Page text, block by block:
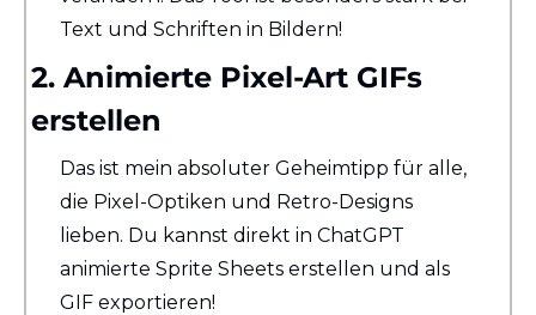
Text und Schriften in Bildern!
2. Animierte Pixel-Art GIFs
erstellen
Das ist mein absoluter Geheimtipp für alle,
die Pixel-Optiken und Retro-Designs
lieben. Du kannst direkt in ChatGPT
animierte Sprite Sheets erstellen und als
GIF exportieren!